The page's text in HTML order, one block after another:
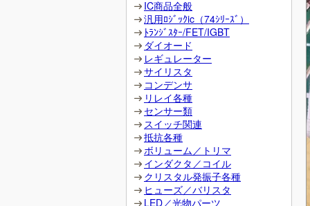
IC商品全般
汎用ﾛｼﾞｯｸic（74ｼﾘｰｽﾞ）
ﾄﾗﾝｼﾞｽﾀｰ/FET/IGBT
ダイオード
レギュレーター
サイリスタ
コンデンサ
リレイ各種
センサー類
スイッチ関連
抵抗各種
ボリューム／トリマ
インダクタ／コイル
クリスタル発振子各種
ヒューズ／バリスタ
LED／光物パーツ